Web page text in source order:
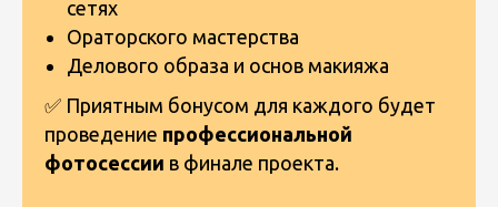
сетях
Ораторского мастерства
Делового образа и основ макияжа
✅ Приятным бонусом для каждого будет
проведение профессиональной
фотосессии в финале проекта.